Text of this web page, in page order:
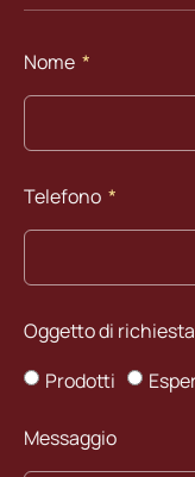
Nome
Telefono
Oggetto di richiesta
Prodotti
Messaggio